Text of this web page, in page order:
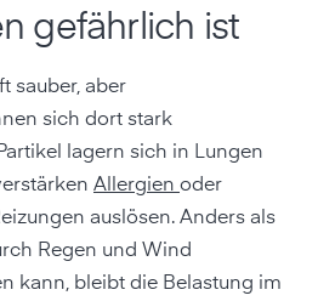
gefährlich ist
sauber, aber
sich dort stark
lagern sich in Lungen
Allergien oder
auslösen. Anders als
Regen und Wind
kann, bleibt die Belastung im